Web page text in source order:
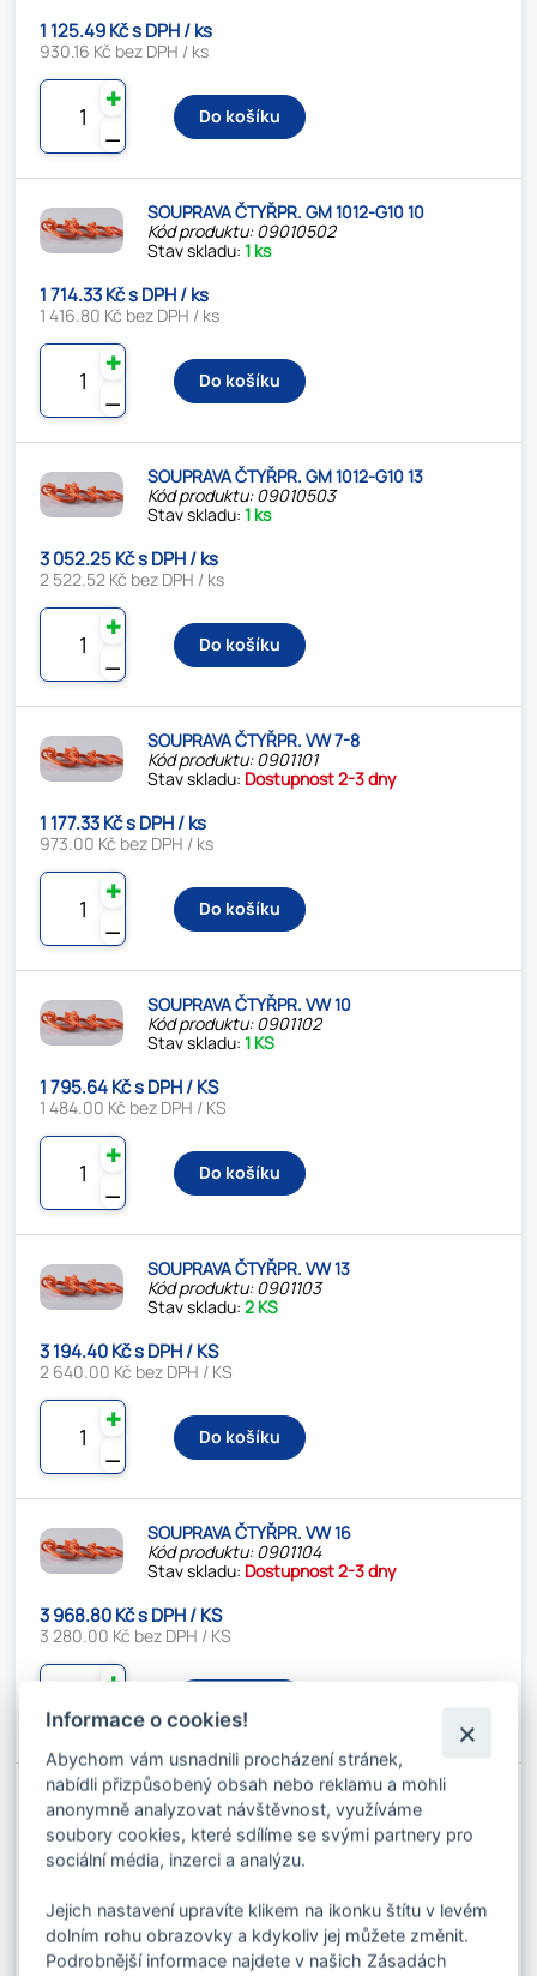
1 125.49 Kč s DPH / ks
930.16 Kč bez DPH / ks
⚊
✚
Do košíku
SOUPRAVA ČTYŘPR. GM 1012-G10 10
Kód produktu: 09010502
Stav skladu:1 ks
1 714.33 Kč s DPH / ks
1 416.80 Kč bez DPH / ks
⚊
✚
Do košíku
SOUPRAVA ČTYŘPR. GM 1012-G10 13
Kód produktu: 09010503
Stav skladu:1 ks
3 052.25 Kč s DPH / ks
2 522.52 Kč bez DPH / ks
⚊
✚
Do košíku
SOUPRAVA ČTYŘPR. VW 7-8
Kód produktu: 0901101
Stav skladu: Dostupnost 2-3 dny
1 177.33 Kč s DPH / ks
973.00 Kč bez DPH / ks
⚊
✚
Do košíku
SOUPRAVA ČTYŘPR. VW 10
Kód produktu: 0901102
Stav skladu:1 KS
1 795.64 Kč s DPH / KS
1 484.00 Kč bez DPH / KS
⚊
✚
Do košíku
SOUPRAVA ČTYŘPR. VW 13
Kód produktu: 0901103
Stav skladu:2 KS
3 194.40 Kč s DPH / KS
2 640.00 Kč bez DPH / KS
⚊
✚
Do košíku
SOUPRAVA ČTYŘPR. VW 16
Kód produktu: 0901104
Stav skladu: Dostupnost 2-3 dny
3 968.80 Kč s DPH / KS
3 280.00 Kč bez DPH / KS
⚊
✚
SOUPRAVA ČTYŘPR. VW 19-20
Kód produktu: 0901105
Stav skladu:Dostupnost 2-3 dny
8 545.00 Kč bez DPH / KS
✚
Do košíku
Informace o cookies!
Abychom vám usnadnili procházení stránek,
nabídli přizpůsobený obsah nebo reklamu a mohli
anonymně analyzovat návštěvnost, využíváme
soubory cookies, které sdílíme se svými partnery pro
sociální média, inzerci a analýzu.
Jejich nastavení upravíte klikem na ikonku štítu v levém
dolním rohu obrazovky a kdykoliv jej můžete změnit.
Podrobnější informace najdete v našich Zásadách